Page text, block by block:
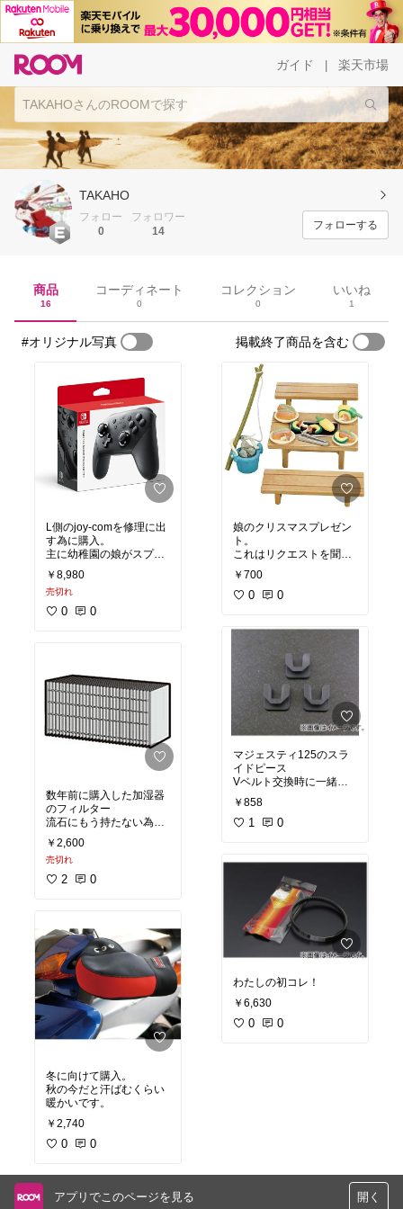
ガイド 楽天市場
TAKAHO
フォロー
0
フォロワー
14
フォローする
商品
16
コーディネート
0
コレクション
0
いいね
1
#オリジナル写真 掲載終了商品を含む
L側のjoy-comを修理に出
す為に購入。
主に幼稚園の娘がスプラ
トゥーン2で使用してい
るのですが、やはりデカ
かった。
何とかデカさにも慣れて
と本体を繋ぐだけで設定
OK
ジャイロも問題なし。
あとは耐久性ですかね、j
oy-comは1ヶ月と経たな
いうちに壊れたので、定
価が高い分壊れずにいて
￥8,980
売切れ
0 0
数年前に購入した加湿器
のフィルター
流石にもう持たない為、
購入しました。
￥2,600
売切れ
2 0
冬に向けて購入。
秋の今だと汗ばむくらい
暖かいです。
￥2,740
0 0
娘のクリスマスプレゼン
ト。
これはリクエストを聞い
ての購入になりますので
サンタさんからでは無
く、
昨年の夏に行った釣りが
印象深いのか一番最初に
これをリクエストされま
した。
￥700
0 0
マジェスティ125のスラ
イドピース
Vベルト交換時に一緒に
交換。
以前乗っていたスクータ
ーでスライドピースを交
今回からはVベルト交換
時にウェイトローラー、
スライドピースは必ず交
換しようと思います。
￥858
1 0
わたしの初コレ！
￥6,630
0 0
アプリでこのページを見る 開く